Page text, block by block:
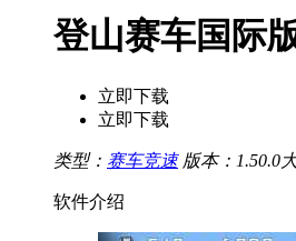
登山赛车国际
立即下载
立即下载
类型： 赛车竞速 版本：1.50.0
软件介绍